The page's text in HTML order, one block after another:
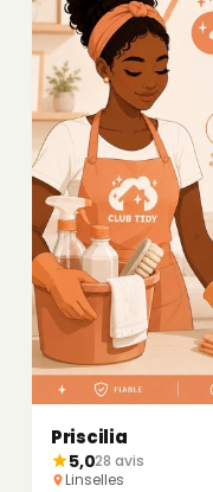
Priscilia
5,028 avis
Linselles